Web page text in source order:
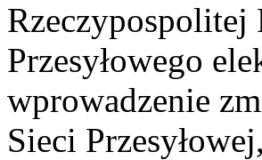
Rzeczypospolitej
Przesyłowego
wprowadzenie
Sieci